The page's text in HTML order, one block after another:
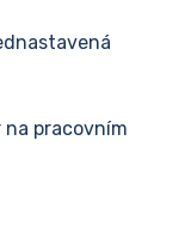
pracovním